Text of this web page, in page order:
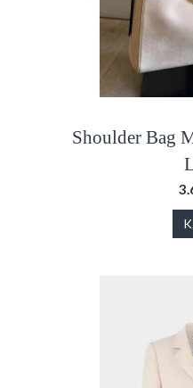
Shoulder Bag